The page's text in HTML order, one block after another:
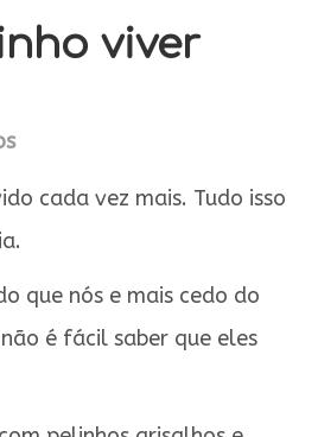
viver
cada vez mais. Tudo isso
que nós e mais cedo do
é fácil saber que eles